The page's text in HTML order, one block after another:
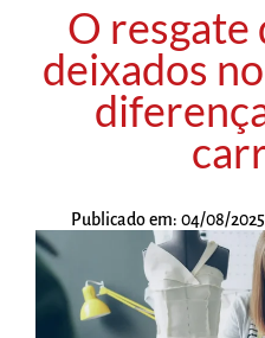
O resgate
deixados
Publicado em: 04/08/2025